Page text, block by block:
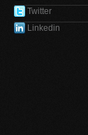
Twitter
Linkedin